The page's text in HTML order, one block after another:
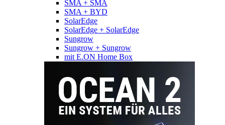
SMA + SMA
SMA + BYD
SolarEdge
SolarEdge + SolarEdge
Sungrow
Sungrow + Sungrow
mit E.ON Home Box